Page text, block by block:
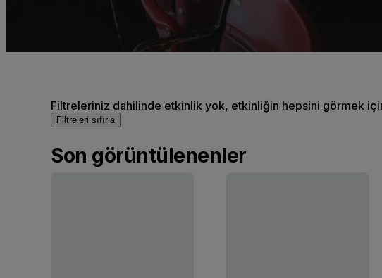
Filtreleriniz dahilinde etkinlik yok, etkinliğin hepsini görmek için
Filtreleri sıfırla
Son görüntülenenler